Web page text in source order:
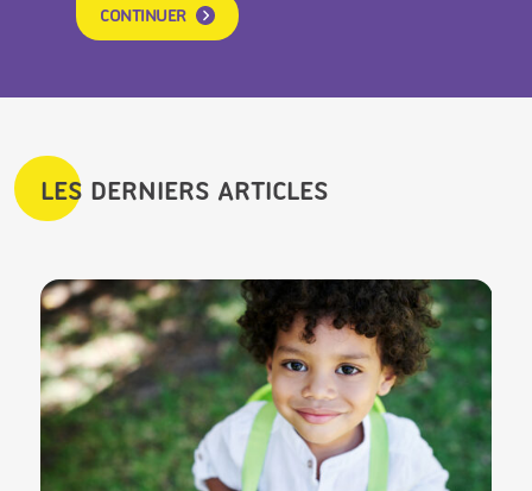
CONTINUER
LES DERNIERS ARTICLES